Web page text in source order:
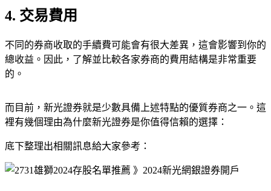
4. 交易費用
不同的券商收取的手續費可能會有很大差異，這會影響到你的
總收益。因此，了解並比較各家券商的費用結構是非常重要
的。
而目前，新光證券就是少數具備上述特點的優質券商之一。這
裡有幾個理由為什麼新光證券是你值得信賴的選擇：
底下整理出相關訊息給大家參考：